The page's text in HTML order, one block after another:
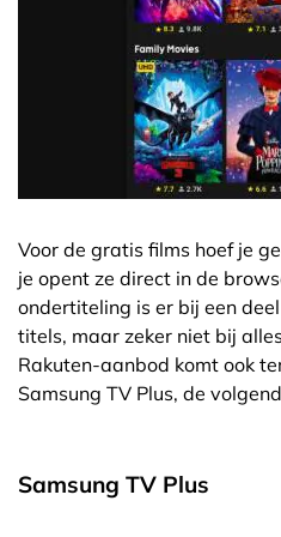
Voor de gratis films hoef je
je opent ze direct in de
ondertiteling is er bij een
titels, maar zeker niet bij
Rakuten-aanbod komt ook
Samsung TV Plus, de
Samsung TV Plus